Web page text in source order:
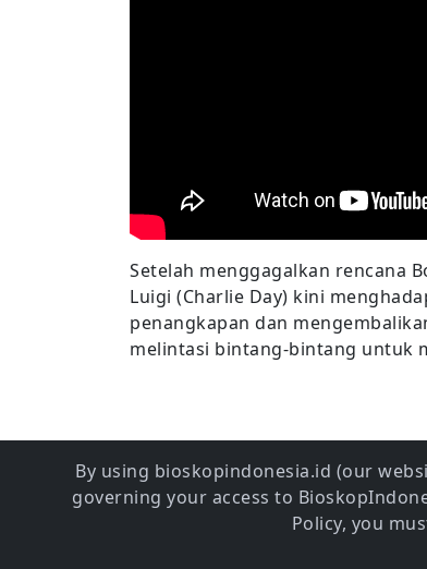
Setelah menggagalkan rencana
Luigi (Charlie Day) kini
penangkapan dan
melintasi bintang-bintang untuk
By using bioskopindonesia.id (our
governing your access to
Policy, you